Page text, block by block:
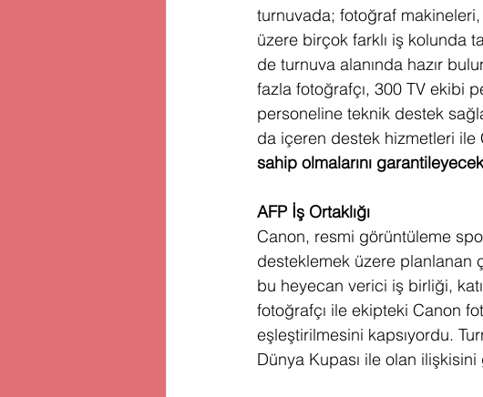
turnuvada; fotoğraf
üzere birçok farklı iş kolunda
de turnuva alanında hazır
fazla fotoğrafçı, 300 TV ekibi
personeline teknik destek
da içeren destek hizmetleri ile
sahip olmalarını
AFP İş Ortaklığı
Canon, resmi görüntüleme
desteklemek üzere planlanan
bu heyecan verici iş birliği,
fotoğrafçı ile ekipteki Canon
eşleştirilmesini kapsıyordu.
Dünya Kupası ile olan